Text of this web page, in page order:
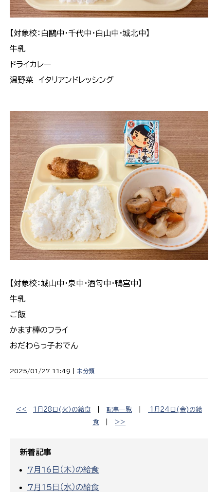
【対象校：白鷗中・千代中・白山中・城北中】
牛乳
ドライカレー
温野菜 イタリアンドレッシング
【対象校：城山中・泉中・酒匂中・鴨宮中】
牛乳
ご飯
かます棒のフライ
おだわらっ子おでん
2025/01/27 11:49 | 未分類
<< １月28日(火）の給食 記事一覧
1月24日(金)の給
食
>>
新着記事
7月16日（木）の給食
7月15日（水）の給食